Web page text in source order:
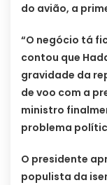
do avião, a
“O negócio tá
contou que
gravidade da
de voo com a
ministro
problema
O presidente
populista da